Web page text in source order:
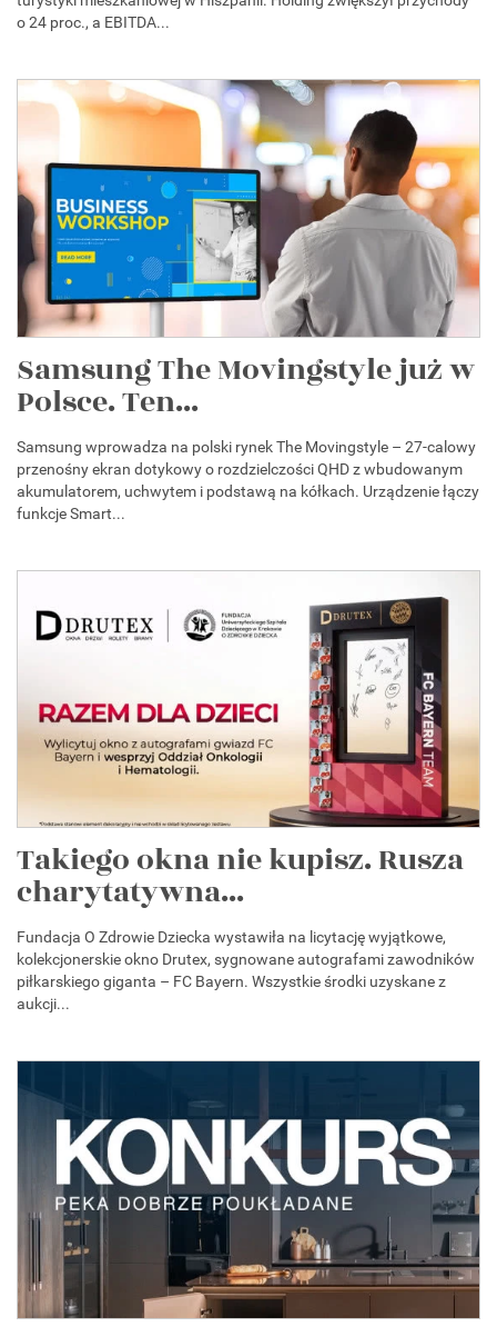
o 24 proc., a EBITDA...
Samsung The Movingstyle już w
Polsce. Ten...
Samsung wprowadza na polski rynek The Movingstyle – 27-calowy
przenośny ekran dotykowy o rozdzielczości QHD z wbudowanym
akumulatorem, uchwytem i podstawą na kółkach. Urządzenie łączy
funkcje Smart...
Takiego okna nie kupisz. Rusza
charytatywna...
Fundacja O Zdrowie Dziecka wystawiła na licytację wyjątkowe,
kolekcjonerskie okno Drutex, sygnowane autografami zawodników
piłkarskiego giganta – FC Bayern. Wszystkie środki uzyskane z
aukcji...